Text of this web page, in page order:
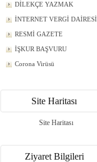
DİLEKÇE YAZMAK
İNTERNET VERGİ DAİRESİ
RESMİ GAZETE
İŞKUR BAŞVURU
Corona Virüsü
Site Haritası
Site Haritası
Ziyaret Bilgileri